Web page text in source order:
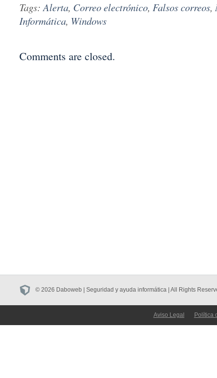
Tags:Alerta, Correo electrónico, Falsos correos,
Informática, Windows
Comments are closed.
© 2026 Daboweb | Seguridad y ayuda informática | All Rights
Aviso Legal Política